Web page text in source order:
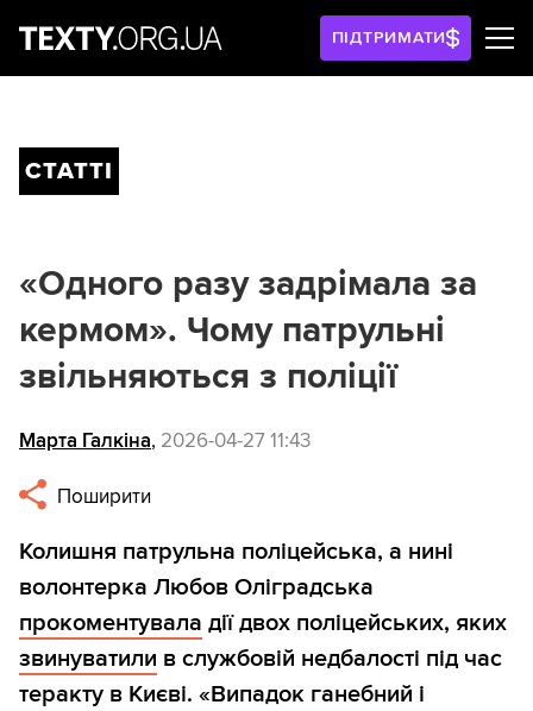
ПІДТРИМАТИ
СТАТТІ
«Одного разу задрімала за
кермом». Чому патрульні
звільняються з поліції
Марта Галкіна, 2026-04-27 11:43
Поширити
Колишня патрульна поліцейська, а нині
волонтерка Любов Оліградська
прокоментувала дії двох поліцейських, яких
звинуватили в службовій недбалості під час
теракту в Києві. «Випадок ганебний і